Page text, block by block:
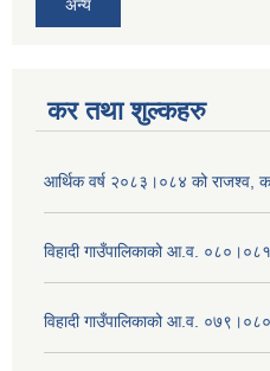
अन्य
कर तथा शुल्कहरु
आर्थिक वर्ष २०८३।०८४ को राजश्व,
विहादी गाउँपालिकाको आ.व.
विहादी गाउँपालिकाको आ.व.